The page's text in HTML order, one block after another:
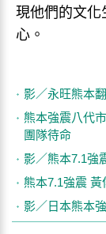
現他們的文化
心。
影／永旺熊本
熊本強震八代
團隊待命
影／熊本7.1強
熊本7.1強震
影／日本熊本